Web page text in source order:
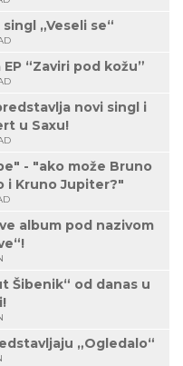
„Veseli se“
“Zaviri pod kožu”
novi singl i
u Saxu!
- "ako može Bruno
i Kruno Jupiter?"
album pod nazivom
Šibenik“ od danas u
„Ogledalo“